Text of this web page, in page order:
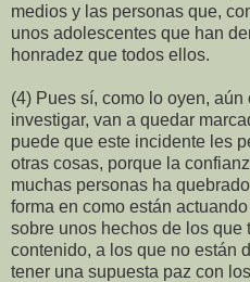
medios y las personas que,
unos adolescentes que han
honradez que todos ellos.
(4) Pues sí, como lo oyen,
investigar, van a quedar
puede que este incidente les
otras cosas, porque la
muchas personas ha
forma en como están
sobre unos hechos de los que
contenido, a los que no están
tener una supuesta paz con